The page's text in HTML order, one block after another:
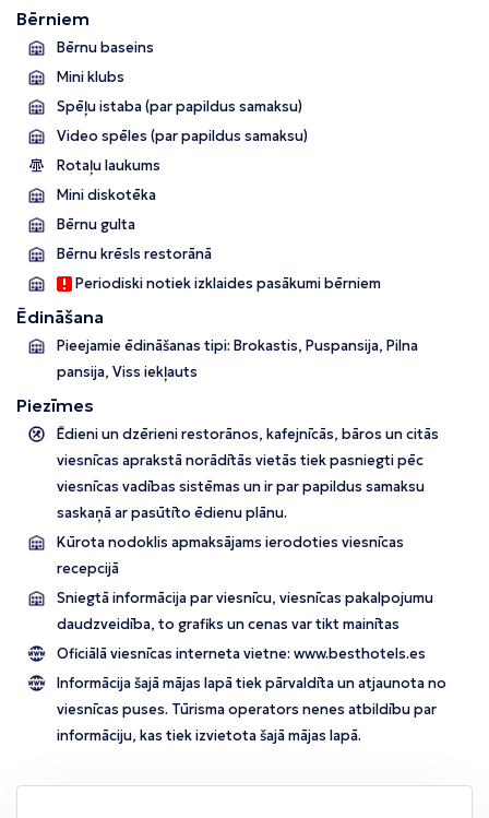
Bērniem
Bērnu baseins
Mini klubs
Spēļu istaba (par papildus samaksu)
Video spēles (par papildus samaksu)
Rotaļu laukums
Mini diskotēka
Bērnu gulta
Bērnu krēsls restorānā
Periodiski notiek izklaides pasākumi bērniem
Ēdināšana
Pieejamie ēdināšanas tipi: Brokastis, Puspansija, Pilna
pansija, Viss iekļauts
Piezīmes
Ēdieni un dzērieni restorānos, kafejnīcās, bāros un citās
viesnīcas aprakstā norādītās vietās tiek pasniegti pēc
viesnīcas vadības sistēmas un ir par papildus samaksu
saskaņā ar pasūtīto ēdienu plānu.
Kūrota nodoklis apmaksājams ierodoties viesnīcas
recepcijā
Sniegtā informācija par viesnīcu, viesnīcas pakalpojumu
daudzveidība, to grafiks un cenas var tikt mainītas
Oficiālā viesnīcas interneta vietne: www.besthotels.es
Informācija šajā mājas lapā tiek pārvaldīta un atjaunota no
viesnīcas puses. Tūrisma operators nenes atbildību par
informāciju, kas tiek izvietota šajā mājas lapā.